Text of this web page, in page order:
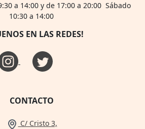
a 14:00 y de 17:00 a 20:00 Sábado
10:30 a 14:00
EN LAS REDES!
CONTACTO
C/ Cristo 3,